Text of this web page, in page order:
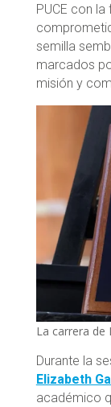
PUCE con
semilla
marcados
misión y
La carrera de
Durante la
Elizabeth
académico